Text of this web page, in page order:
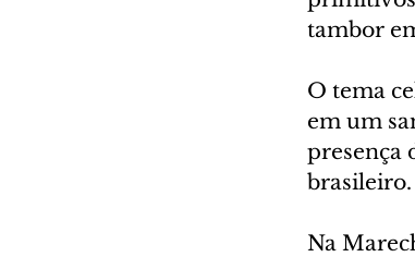
tambor
O tema
em um
presença
brasileiro.
Na